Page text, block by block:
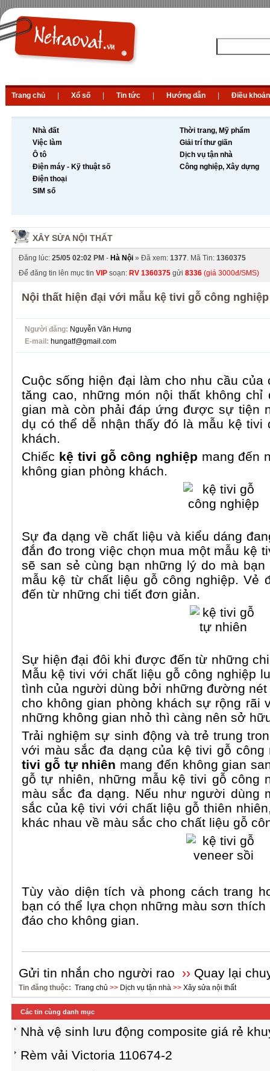
Trang chủ Xổ số Tin tức Hướng dẫn Điều khoản
Nhà đất
Việc làm
Ô tô
Điện máy - Kỹ thuật số
Điện thoại
SIM số
Thời trang, Mỹ phẩm
Giải trí thư giãn
Dịch vụ tận nhà
Công nghiệp, Xây dựng
XÂY SỬA NỘI THẤT
Đăng lúc: 25/05 02:02 PM - Hà Nội » Đã xem: 1377. Mã Tin: 1360375
Để đăng tin lên mục tin VIP soạn: RV 1360375 gửi 8336 (giá 3000đ/SMS)
Nội thất hiện đại với mẫu kệ tivi gỗ công
Người đăng: Nguyễn Văn Hưng
E-mail: hungatf@gmail.com
Cuộc sống hiện đại làm cho nhu cầu
tăng cao, những món nội thất không
gian mà còn phải đáp ứng được sự tiện
dụ có thể dễ nhận thấy đó là mẫu kệ tivi
khách.
Chiếc kệ tivi gỗ công nghiệp mang đến
không gian phòng khách.
Sự đa dạng về chất liệu và kiểu dáng
đắn đo trong việc chọn mua một mẫu kệ
sẽ san sẻ cùng bạn những lý do mà
mẫu kệ từ chất liệu gỗ công nghiệp. Vẻ
đến từ những chi tiết đơn giản.
Sự hiện đại đôi khi được đến từ những
Mẫu kệ tivi với chất liệu gỗ công nghiệp
tình của người dùng bởi những đường
cho không gian phòng khách sự rộng rãi
những không gian nhỏ thì càng nên sở
Trải nghiệm sự sinh động và trẻ trung
với màu sắc đa dạng của kệ tivi gỗ
tivi gỗ tự nhiên mang đến không gian
gỗ tự nhiên, những mẫu kệ tivi gỗ công
màu sắc đa dạng. Nếu như người dùng
sắc của kệ tivi với chất liệu gỗ thiên
khác nhau về màu sắc cho chất liệu gỗ
Tùy vào diện tích và phong cách trang
bạn có thể lựa chọn những màu sơn
đáo cho không gian.
Gửi tin nhắn cho người rao ›› Quay lại
Tin đăng thuộc: Trang chủ >> Dịch vụ tận nhà >> Xây sửa nội thất
Các tin cùng danh mục
Nhà vệ sinh lưu động composite giá rẻ
Rèm vải Victoria 110674-2